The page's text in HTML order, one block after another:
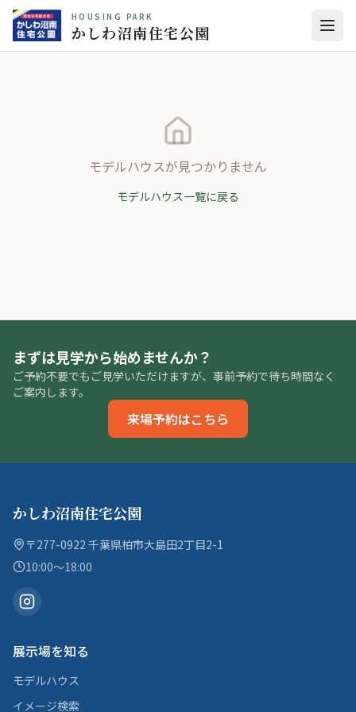
HOUSING PARK
かしわ沼南住宅公園
モデルハウスが見つかりません
モデルハウス一覧に戻る
まずは見学から始めませんか？
ご予約不要でもご見学いただけますが、事前予約で待ち時間なく
ご案内します。
来場予約はこちら
かしわ沼南住宅公園
〒277-0922 千葉県柏市大島田2丁目2-1
10:00〜18:00
展示場を知る
モデルハウス
イメージ検索